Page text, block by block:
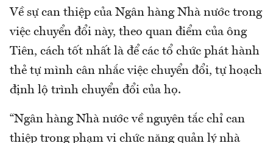
Về sự can thiệp của Ngân hàng Nhà nước trong
việc chuyển đổi này, theo quan điểm của ông
Tiên, cách tốt nhất là để các tổ chức phát hành
thẻ tự mình cân nhắc việc chuyển đổi, tự hoạch
định lộ trình chuyển đổi của họ.
“Ngân hàng Nhà nước về nguyên tắc chỉ can
thiệp trong phạm vi chức năng quản lý nhà